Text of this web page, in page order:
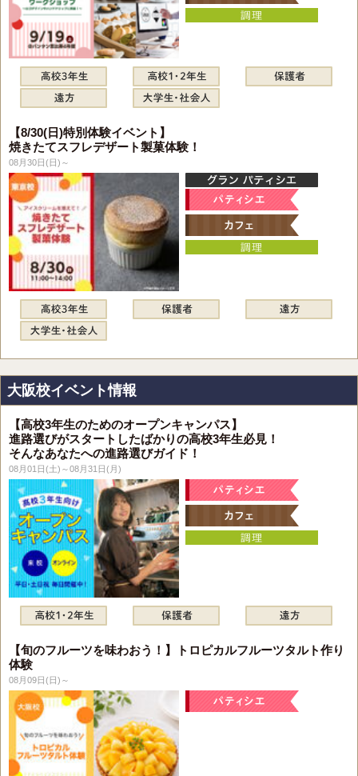
【8/30(日)特別体験イベント】
焼きたてスフレデザート製菓体験！
08月30日(日)～
大阪校イベント情報
【高校3年生のためのオープンキャンパス】
進路選びがスタートしたばかりの高校3年生必見！
そんなあなたへの進路選びガイド！
08月01日(土)～08月31日(月)
【旬のフルーツを味わおう！】トロピカルフルーツタルト作り
体験
08月09日(日)～